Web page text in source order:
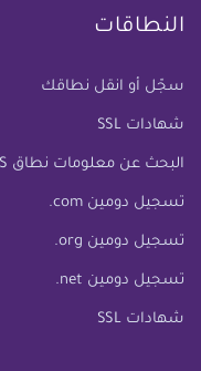
النطاقات
سجّل أو انقل نطاقك
شهادات SSL
البحث عن معلومات نطاق WHOIS
تسجيل دومين com.
تسجيل دومين org.
تسجيل دومين net.
شهادات SSL